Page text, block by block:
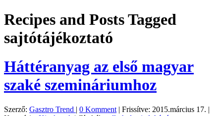
Recipes and Posts Tagged
sajtótájékoztató
Háttéranyag az első magyar
szaké szemináriumhoz
Szerző: Gasztro Trend | 0 Komment | Frissítve: 2015.március 17. |